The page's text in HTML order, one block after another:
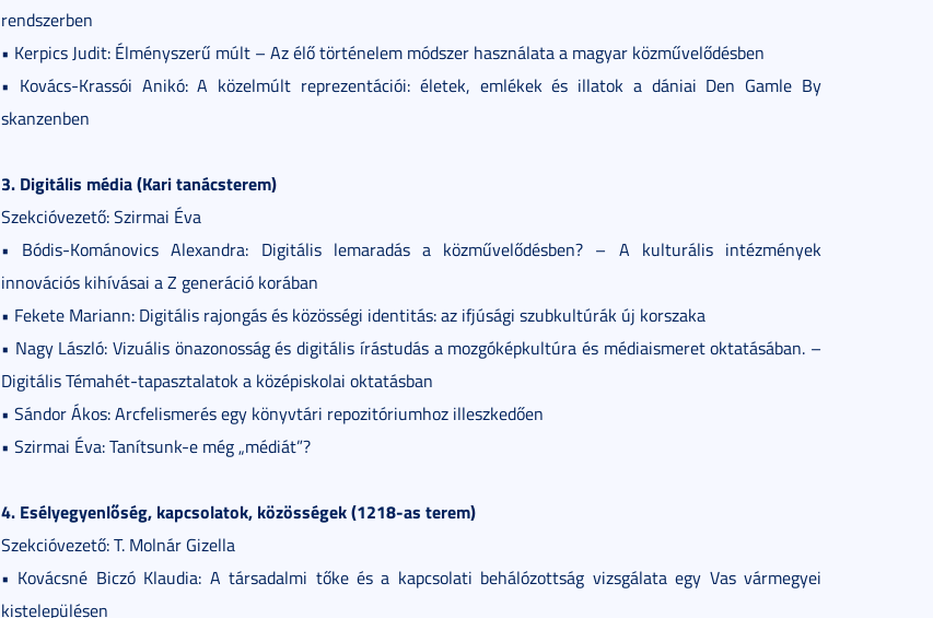
rendszerben
• Kerpics Judit: Élményszerű múlt – Az élő történelem módszer használata a magyar közművelődésben
• Kovács-Krassói Anikó: A közelmúlt reprezentációi: életek, emlékek és illatok a dániai Den Gamle By
skanzenben
3. Digitális média (Kari tanácsterem)
Szekcióvezető: Szirmai Éva
• Bódis-Kománovics Alexandra: Digitális lemaradás a közművelődésben? – A kulturális intézmények
innovációs kihívásai a Z generáció korában
• Fekete Mariann: Digitális rajongás és közösségi identitás: az ifjúsági szubkultúrák új korszaka
• Nagy László: Vizuális önazonosság és digitális írástudás a mozgóképkultúra és médiaismeret oktatásában. –
Digitális Témahét-tapasztalatok a középiskolai oktatásban
• Sándor Ákos: Arcfelismerés egy könyvtári repozitóriumhoz illeszkedően
• Szirmai Éva: Tanítsunk-e még „médiát”?
4. Esélyegyenlőség, kapcsolatok, közösségek (1218-as terem)
Szekcióvezető: T. Molnár Gizella
• Kovácsné Biczó Klaudia: A társadalmi tőke és a kapcsolati behálózottság vizsgálata egy Vas vármegyei
kistelepülésen